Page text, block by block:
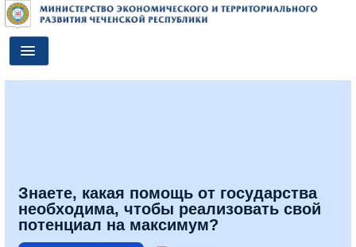
Toggle
Navigation
ДОКУМЕНТЫ
ПРЕСС-ЦЕНТР
Знаете, какая помощь от государства
необходима, чтобы реализовать свой
потенциал на максимум?